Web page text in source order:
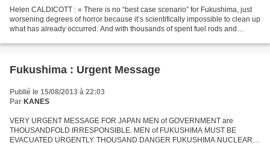
Helen CALDICOTT : « There is no “best case scenario” for Fukushima, just
worsening degrees of horror because it’s scientifically impossible to clean up
what has already occurred. And with thousands of spent fuel rods and
Fukushima : Urgent Message
Publié le 15/08/2013 à 22:03
Par KANES
VERY URGENT MESSAGE FOR JAPAN MEN of GOVERNMENT are
THOUSANDFOLD IRRESPONSIBLE. MEN of FUKUSHIMA MUST BE
EVACUATED URGENTLY. THOUSAND DANGER FUKUSHIMA NUCLEAR